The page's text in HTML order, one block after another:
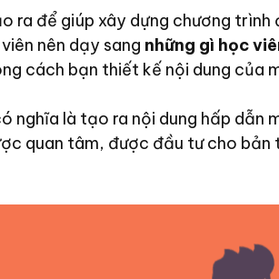
ra để giúp xây dựng chương
nên dạy sang những gì học
cách bạn thiết kế nội dung của
nghĩa là tạo ra nội dung hấp dẫn
quan tâm, được đầu tư cho